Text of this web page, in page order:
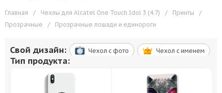
Главная / Чехлы для Alcatel One Touch Idol 3 (4.7) / Принты
/
Прозрачные
/ Прозрачные лошади и единороги
Свой дизайн: Чехол c фото Чехол c именем
Тип продукта: